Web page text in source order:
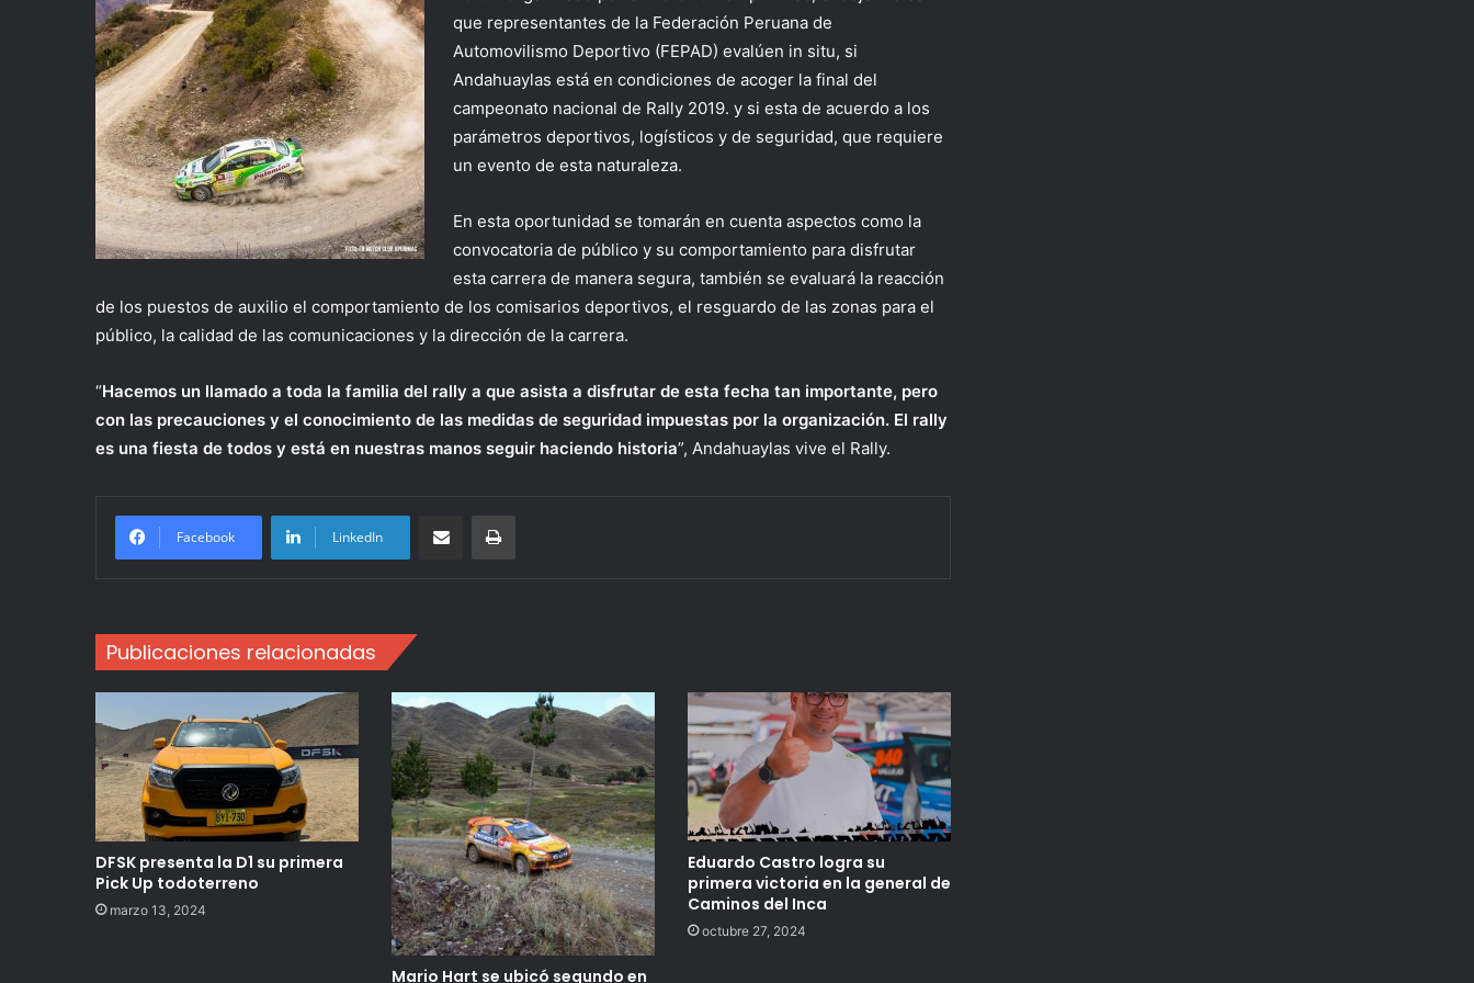
que representantes de la Federación Peruana de
Automovilismo Deportivo (FEPAD) evalúen in situ, si
Andahuaylas está en condiciones de acoger la final del
campeonato nacional de Rally 2019. y si esta de acuerdo a los
parámetros deportivos, logísticos y de seguridad, que requiere
un evento de esta naturaleza.
En esta oportunidad se tomarán en cuenta aspectos como la
convocatoria de público y su comportamiento para disfrutar
esta carrera de manera segura, también se evaluará la reacción
de los puestos de auxilio el comportamiento de los comisarios deportivos, el resguardo de las zonas para el
público, la calidad de las comunicaciones y la dirección de la carrera.
“Hacemos un llamado a toda la familia del rally a que asista a disfrutar de esta fecha tan importante, pero
con las precauciones y el conocimiento de las medidas de seguridad impuestas por la organización. El rally
es una fiesta de todos y está en nuestras manos seguir haciendo historia”, Andahuaylas vive el Rally.
Facebook LinkedIn
Compartir por correo electrónicoImprimir
Publicaciones relacionadas
DFSK presenta la D1 su primera
Pick Up todoterreno
marzo 13, 2024
Mario Hart se ubicó segundo en
Eduardo Castro logra su
primera victoria en la general de
Caminos del Inca
octubre 27, 2024